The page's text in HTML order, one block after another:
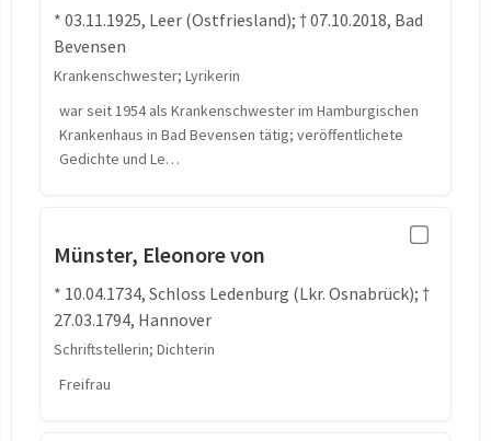
* 03.11.1925, Leer (Ostfriesland); † 07.10.2018, Bad
Bevensen
Krankenschwester; Lyrikerin
war seit 1954 als Krankenschwester im Hamburgischen
Krankenhaus in Bad Bevensen tätig; veröffentlichete
Gedichte und Le…
Münster, Eleonore von
* 10.04.1734, Schloss Ledenburg (Lkr. Osnabrück); †
27.03.1794, Hannover
Schriftstellerin; Dichterin
Freifrau